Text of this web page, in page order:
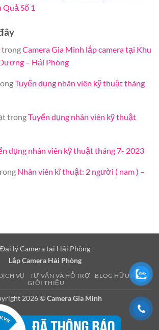
Số 1
trongCamera Gia Minh lắp camera tại Khu
– Hải Phòng
Tuyển dụng nhân viên kỹ thuật tháng
trongTuyển dụng nhân viên kỹ thuật
dụng nhân viên kỹ thuật tháng 7- 2023
Nhân viên kĩ thuật: 2 người ( nam ) –
Đại lý Camera tại Hải Phòng
Lắp Camera Hải Phòng
VỤ TƯ VẤN VÀ HỖ TRỢ
BLOG HỮU ÍCH
GIỚI THIỆU
2026 ©Camera Gia Minh